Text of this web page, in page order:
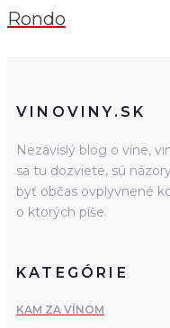
Rondo
VINOVINY.SK
Nezávislý blog o víne,
sa tu dozviete, sú
byť občas ovplyvnené
o ktorých píše.
KATEGÓRIE
KAM ZA VÍNOM